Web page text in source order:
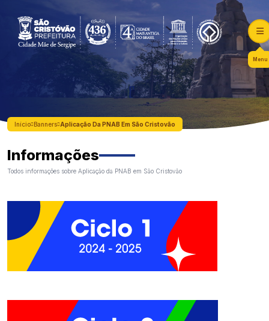
Menu
Início Banners Aplicação Da PNAB Em São Cristovão
Informações
Todos informações sobre Aplicação da PNAB em São Cristovão